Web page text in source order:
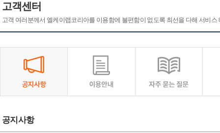
고객센터
고객 여러분께서 엘케이랩코리아를 이용함에 불편함이 없도록 최선을 다해 서비스
공지사항